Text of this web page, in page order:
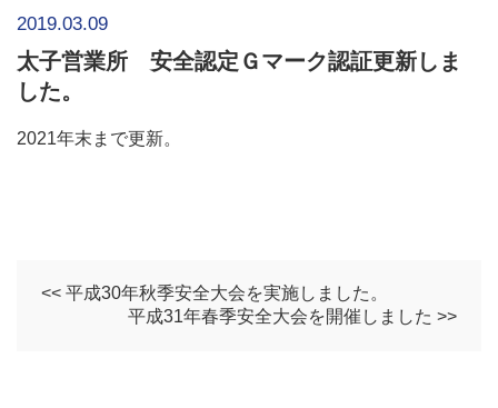
2019.03.09
太子営業所 安全認定Ｇマーク認証更新しま
した。
2021年末まで更新。
<< 平成30年秋季安全大会を実施しました。
平成31年春季安全大会を開催しました >>